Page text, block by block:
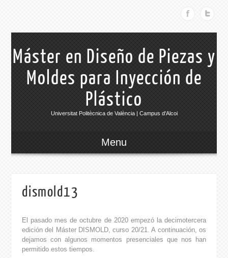
Máster en Diseño de Piezas y
Moldes para Inyección de
Plástico
Universitat Politècnica de València | Campus d'Alcoi
Menu
dismold13
El pasado mes de octubre de 2020 empezó la decimotercera
edición del Máster DISMOLD, curso 20/21. A continuación, os
dejamos con algunos momentos presenciales que nos han
permitido estos tiempos.